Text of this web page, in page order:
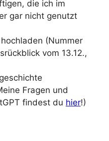
die ich im
gar nicht genutzt
(Nummer
vom 13.12.,
Fragen und
findest du hier!)